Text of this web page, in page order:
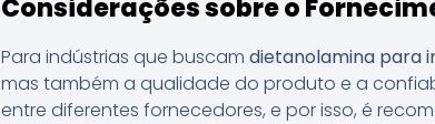
Considerações sobre o
Para indústrias que buscam dietanolamina para
mas também a qualidade do produto e a
entre diferentes fornecedores, e por isso, é